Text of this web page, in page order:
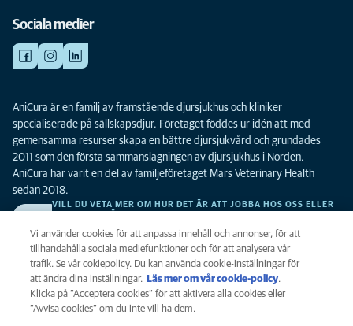
Sociala medier
AniCura är en familj av framstående djursjukhus och kliniker
specialiserade på sällskapsdjur. Företaget föddes ur idén att med
gemensamma resurser skapa en bättre djursjukvård och grundades
2011 som den första sammanslagningen av djursjukhus i Norden.
AniCura har varit en del av familjeföretaget Mars Veterinary Health
sedan 2018.
VILL DU VETA MER OM HUR DET ÄR ATT JOBBA HOS OSS ELLER
Integritet
Legalt
Vi använder cookies för att anpassa innehåll och annonser, för att
tillhandahålla sociala mediefunktioner och för att analysera vår
trafik. Se vår cokiepolicy. Du kan använda cookie-inställningar för
att ändra dina inställningar.
Läs mer om vår cookie-policy(opens in a
new tab)
.
Klicka på ”Acceptera cookies” för att aktivera alla cookies eller
”Avvisa cookies” om du inte vill ha dem.